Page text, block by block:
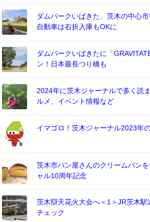
ダムパークいばきた、茨木の中心
自動車は右折入庫もOKに
ダムパークいばきたに「
ン！日本最長つり橋も
2024年に茨木ジャーナルで多く読
ルメ、イベント情報など
イマゴロ！茨木ジャーナル2023年
茨木市パン屋さんのクリームパン
ャル10周年記念
茨木辯天花火大会へ＜1＞JR茨木
チェック